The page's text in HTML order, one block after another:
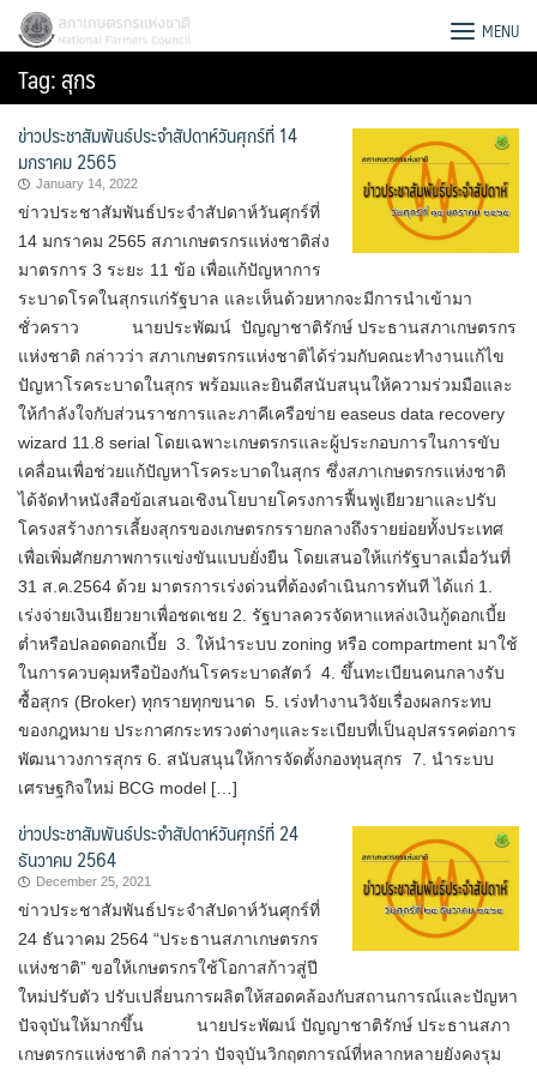
Skip
content
Search
for:
สภาเกษตรกรแห่งชาติ MENU
Tag:สุกร
ข่าวประชาสัมพันธ์ประจำสัปดาห์วันศุกร์ที่ 14
มกราคม 2565
January 14, 2022
ข่าวประชาสัมพันธ์ประจำสัปดาห์วันศุกร์ที่
14 มกราคม 2565 สภาเกษตรกรแห่งชาติส่ง
มาตรการ 3 ระยะ 11 ข้อ เพื่อแก้ปัญหาการ
ระบาดโรคในสุกรแก่รัฐบาล และเห็นด้วยหากจะมีการนำเข้ามา
ชั่วคราว นายประพัฒน์ ปัญญาชาติรักษ์ ประธานสภาเกษตรกร
แห่งชาติ กล่าวว่า สภาเกษตรกรแห่งชาติได้ร่วมกับคณะทำงานแก้ไข
ปัญหาโรคระบาดในสุกร พร้อมและยินดีสนับสนุนให้ความร่วมมือและ
ให้กำลังใจกับส่วนราชการและภาคีเครือข่าย easeus data recovery
wizard 11.8 serial โดยเฉพาะเกษตรกรและผู้ประกอบการในการขับ
เคลื่อนเพื่อช่วยแก้ปัญหาโรคระบาดในสุกร ซึ่งสภาเกษตรกรแห่งชาติ
ได้จัดทำหนังสือข้อเสนอเชิงนโยบายโครงการฟื้นฟูเยียวยาและปรับ
โครงสร้างการเลี้ยงสุกรของเกษตรกรรายกลางถึงรายย่อยทั้งประเทศ
เพื่อเพิ่มศักยภาพการแข่งขันแบบยั่งยืน โดยเสนอให้แก่รัฐบาลเมื่อวันที่
31 ส.ค.2564 ด้วย มาตรการเร่งด่วนที่ต้องดำเนินการทันที ได้แก่ 1.
เร่งจ่ายเงินเยียวยาเพื่อชดเชย 2. รัฐบาลควรจัดหาแหล่งเงินกู้ดอกเบี้ย
ต่ำหรือปลอดดอกเบี้ย 3. ให้นำระบบ zoning หรือ compartment มาใช้
ในการควบคุมหรือป้องกันโรคระบาดสัตว์ 4. ขึ้นทะเบียนคนกลางรับ
ซื้อสุกร (Broker) ทุกรายทุกขนาด 5. เร่งทำงานวิจัยเรื่องผลกระทบ
ของกฎหมาย ประกาศกระทรวงต่างๆและระเบียบที่เป็นอุปสรรคต่อการ
พัฒนาวงการสุกร 6. สนับสนุนให้การจัดตั้งกองทุนสุกร 7. นำระบบ
เศรษฐกิจใหม่ BCG model […]
ข่าวประชาสัมพันธ์ประจำสัปดาห์วันศุกร์ที่ 24
ธันวาคม 2564
December 25, 2021
ข่าวประชาสัมพันธ์ประจำสัปดาห์วันศุกร์ที่
24 ธันวาคม 2564 “ประธานสภาเกษตรกร
แห่งชาติ” ขอให้เกษตรกรใช้โอกาสก้าวสู่ปี
ใหม่ปรับตัว ปรับเปลี่ยนการผลิตให้สอดคล้องกับสถานการณ์และปัญหา
ปัจจุบันให้มากขึ้น นายประพัฒน์ ปัญญาชาติรักษ์ ประธานสภา
เกษตรกรแห่งชาติ กล่าวว่า ปัจจุบันวิกฤตการณ์ที่หลากหลายยังคงรุม